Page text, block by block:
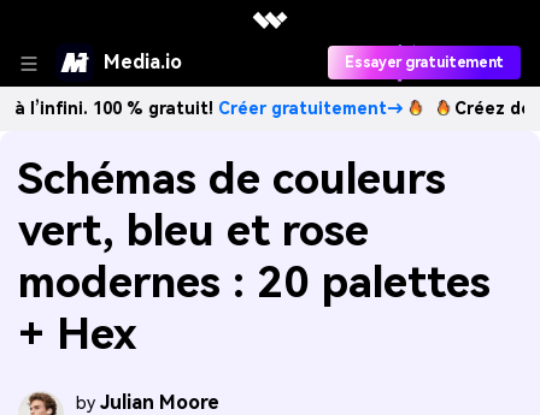
Media.io Essayer gratuitement
100 % gratuit!Créer gratuitement→ Créez des images
Schémas de couleurs
vert, bleu et rose
modernes : 20 palettes
+ Hex
by Julian Moore